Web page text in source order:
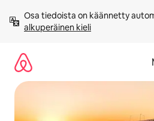
sisältö
väliin
Osa tiedoista on käännetty
alkuperäinen kieli